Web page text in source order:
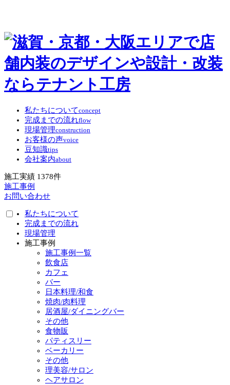
私たちについてconcept
完成までの流れflow
現場管理construction
お客様の声voice
豆知識tips
会社案内about
施工実績 1378件
施工事例
お問い合わせ
私たちについて
完成までの流れ
現場管理
施工事例
施工事例一覧
飲食店
カフェ
バー
日本料理/和食
焼肉/肉料理
居酒屋/ダイニングバー
その他
食物販
パティスリー
ベーカリー
その他
理美容/サロン
ヘアサロン